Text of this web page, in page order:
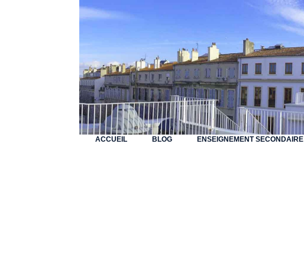
ACCUEIL BLOG ENSEIGNEMENT SECONDAIRE